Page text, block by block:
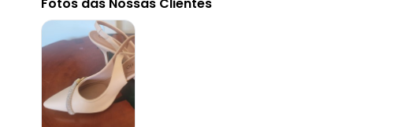
julho/2026
junho/2026
maio/2026
abril/2026
março/2026
fevereiro/2026